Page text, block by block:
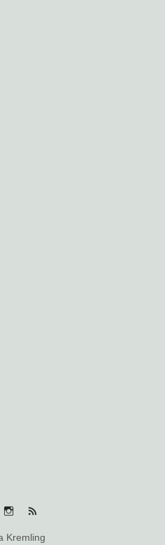
RSS
Kremling